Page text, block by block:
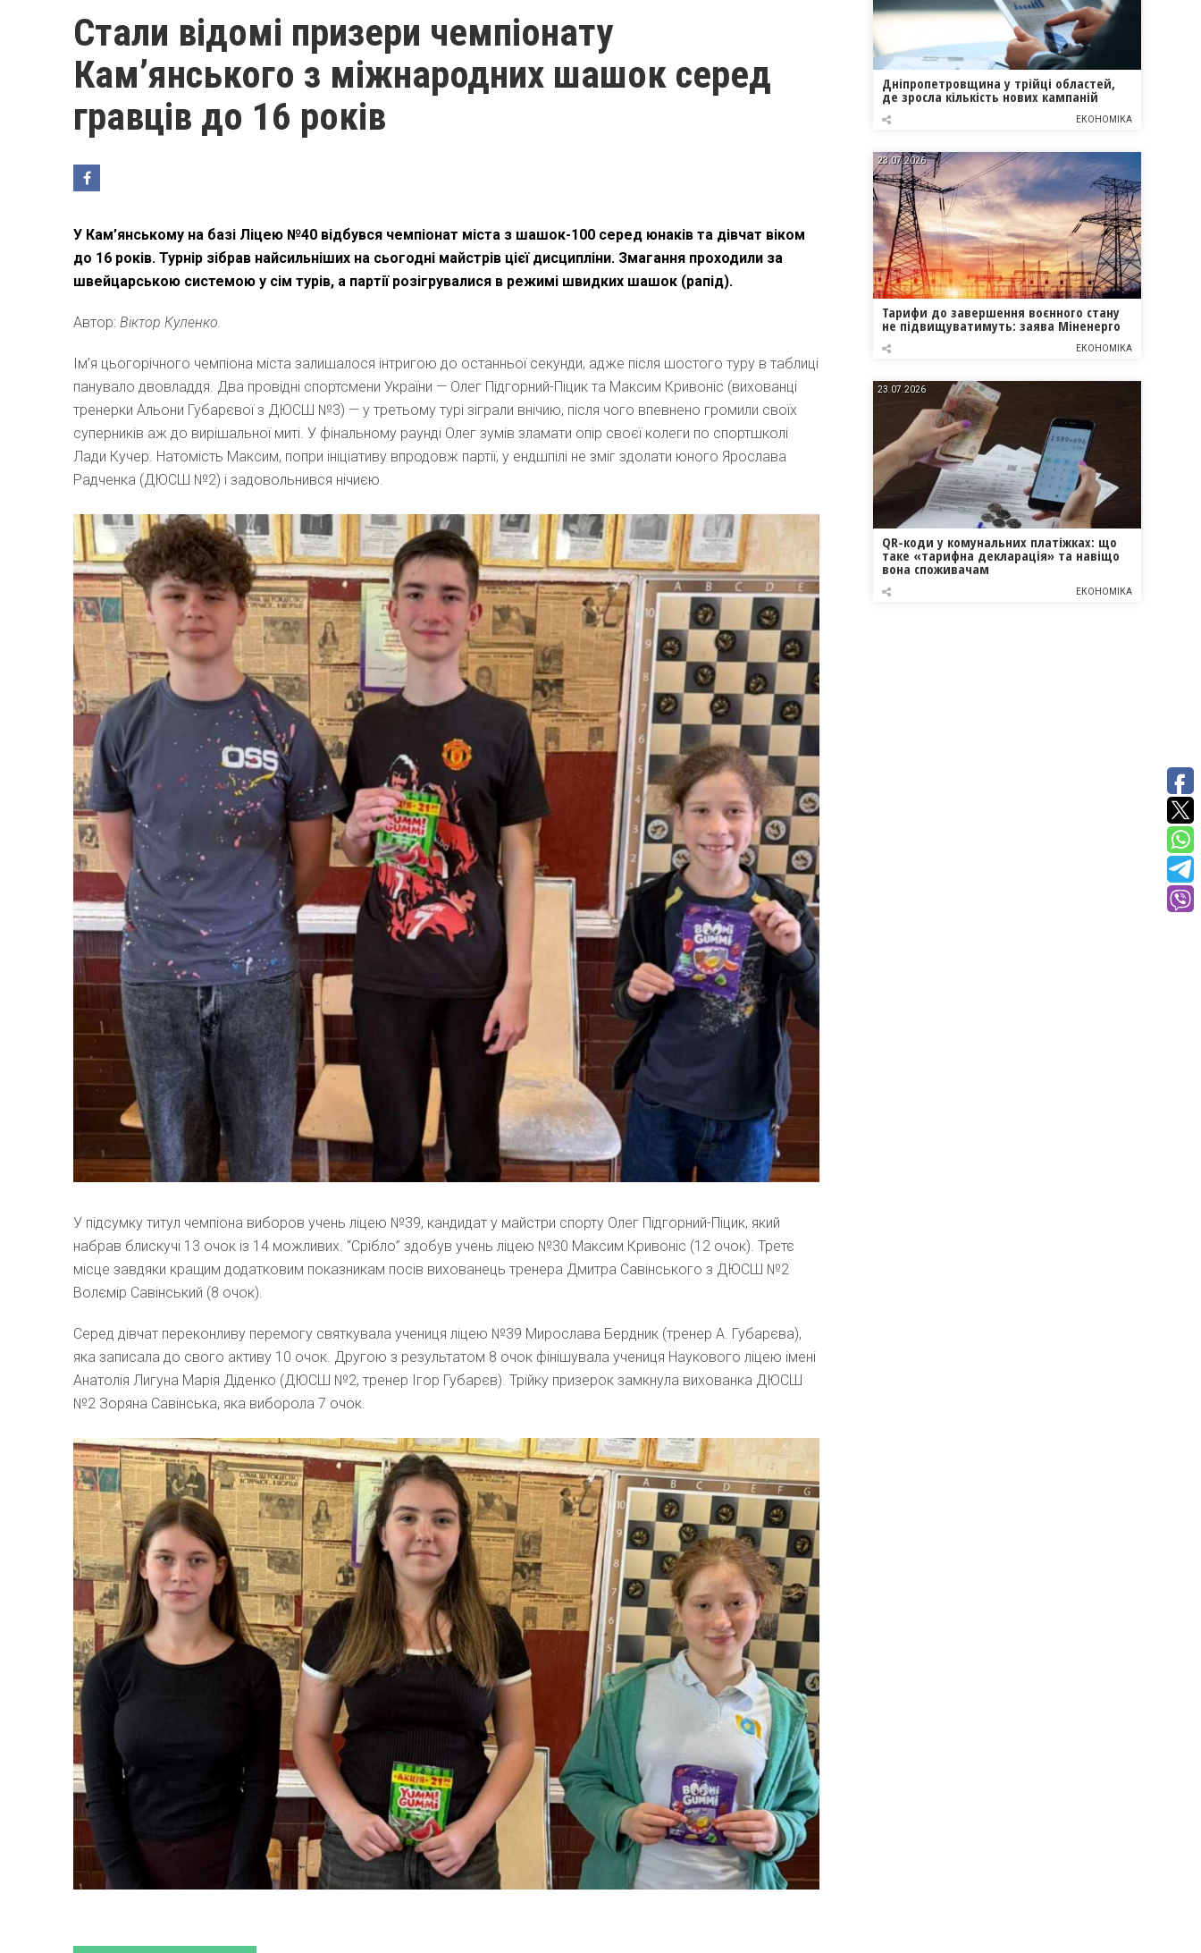
Стали відомі призери чемпіонату
Кам’янського з міжнародних шашок серед
гравців до 16 років
У Кам’янському на базі Ліцею №40 відбувся чемпіонат міста з шашок-100 серед юнаків та дівчат віком
до 16 років. Турнір зібрав найсильніших на сьогодні майстрів цієї дисципліни. Змагання проходили за
швейцарською системою у сім турів, а партії розігрувалися в режимі швидких шашок (рапід).
Автор: Віктор Куленко.
Ім’я цьогорічного чемпіона міста залишалося інтригою до останньої секунди, адже після шостого туру в таблиці
панувало двовладдя. Два провідні спортсмени України — Олег Підгорний-Піцик та Максим Кривоніс (вихованці
тренерки Альони Губарєвої з ДЮСШ №3) — у третьому турі зіграли внічию, після чого впевнено громили своїх
суперників аж до вирішальної миті. У фінальному раунді Олег зумів зламати опір своєї колеги по спортшколі
Лади Кучер. Натомість Максим, попри ініціативу впродовж партії, у ендшпілі не зміг здолати юного Ярослава
Радченка (ДЮСШ №2) і задовольнився нічиєю.
У підсумку титул чемпіона виборов учень ліцею №39, кандидат у майстри спорту Олег Підгорний-Піцик, який
набрав блискучі 13 очок із 14 можливих. “Срібло” здобув учень ліцею №30 Максим Кривоніс (12 очок). Третє
місце завдяки кращим додатковим показникам посів вихованець тренера Дмитра Савінського з ДЮСШ №2
Волємір Савінський (8 очок).
Серед дівчат переконливу перемогу святкувала учениця ліцею №39 Мирослава Бердник (тренер А. Губарєва),
яка записала до свого активу 10 очок. Другою з результатом 8 очок фінішувала учениця Наукового ліцею імені
Анатолія Лигуна Марія Діденко (ДЮСШ №2, тренер Ігор Губарєв). Трійку призерок замкнула вихованка ДЮСШ
№2 Зоряна Савінська, яка виборола 7 очок.
Дніпропетровщина у трійці областей,
де зросла кількість нових кампаній
ЕКОНОМІКА
23.07.2026
Тарифи до завершення воєнного стану
не підвищуватимуть: заява Міненерго
ЕКОНОМІКА
23.07.2026
QR-коди у комунальних платіжках: що
таке «тарифна декларація» та навіщо
вона споживачам
ЕКОНОМІКА